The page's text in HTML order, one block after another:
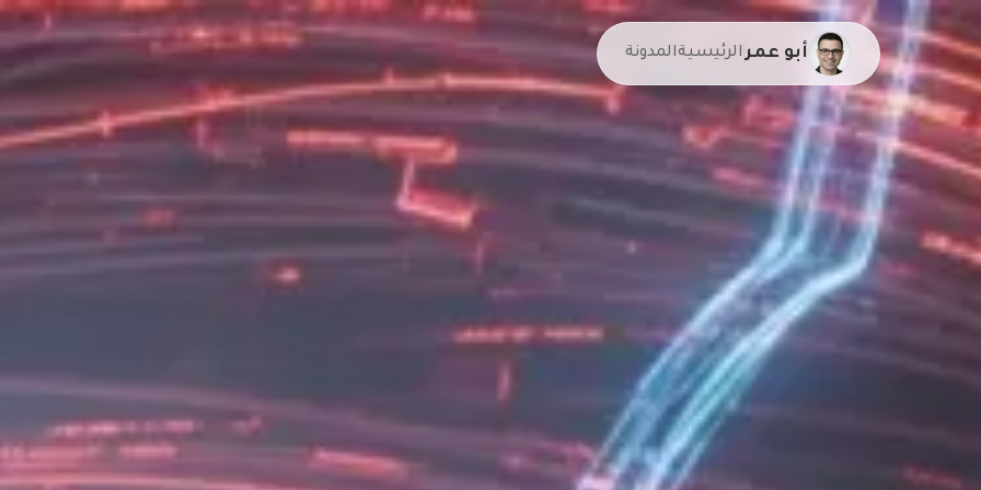
أبو عمرالرئيسيةالمدونة